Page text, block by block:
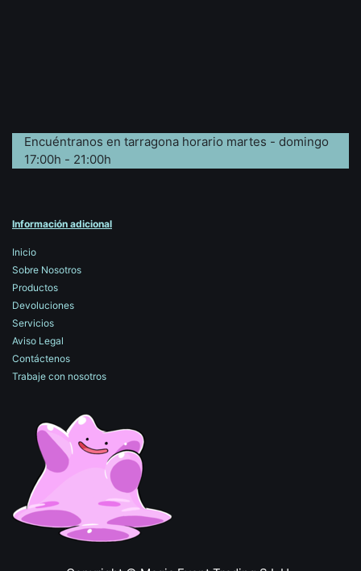
Encuéntranos en tarragona horario martes - domingo
17:00h - 21:00h
Información adicional
Inicio
Sobre Nosotros
Productos
Devoluciones
Servicios
Aviso Legal
Contáctenos
Trabaje con nosotros